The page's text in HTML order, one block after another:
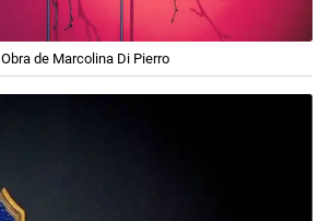
Obra de Marcolina Di Pierro